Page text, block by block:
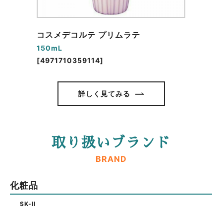
コスメデコルテ プリムラテ
150mL
[4971710359114]
詳しく見てみる
取り扱いブランド
BRAND
化粧品
SK-II